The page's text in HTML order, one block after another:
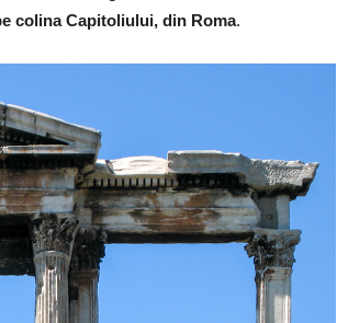
colina Capitoliului, din Roma.